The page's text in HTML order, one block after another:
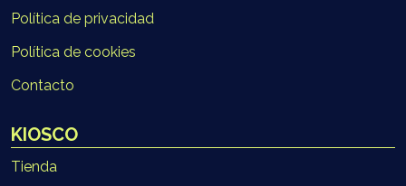
Política de privacidad
Política de cookies
Contacto
KIOSCO
Tienda